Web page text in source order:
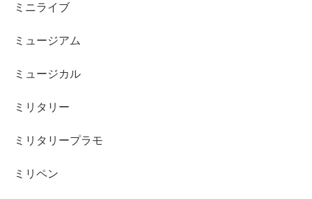
ミニライブ
ミュージアム
ミュージカル
ミリタリー
ミリタリープラモ
ミリペン